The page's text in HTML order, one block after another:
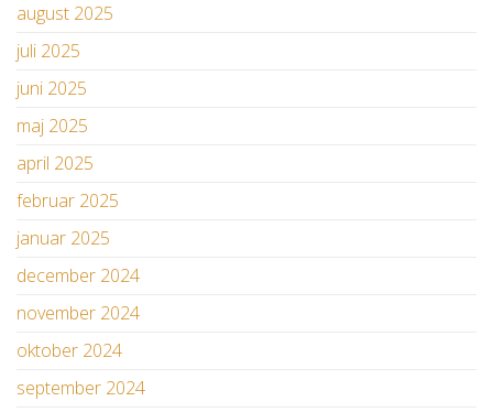
august 2025
juli 2025
juni 2025
maj 2025
april 2025
februar 2025
januar 2025
december 2024
november 2024
oktober 2024
september 2024